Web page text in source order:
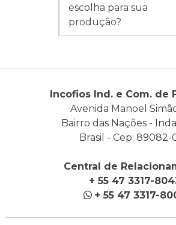
escolha para sua
produção?
Incofios Ind. e Com. de
Avenida Manoel
Bairro das Nações -
Brasil - Cep: 89082-
Central de
+ 55 47 3317-
+ 55 47 3317-